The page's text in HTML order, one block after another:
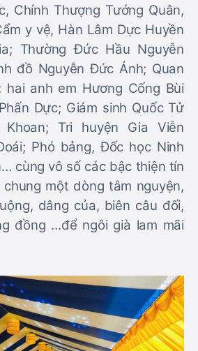
Chính Thượng Tướng Quân,
y vệ, Hàn Lâm Dực Huyền
Thường Đức Hầu Nguyễn
đồ Nguyễn Đức Ánh; Quan
hai anh em Hương Cống Bùi
Dực; Giám sinh Quốc Tử
Khoan; Tri huyện Gia Viễn
Phó bảng, Đốc học Ninh
cùng vô số các bậc thiện tín
một dòng tâm nguyện,
dâng của, biên câu đối,
đồng …để ngôi già lam mãi